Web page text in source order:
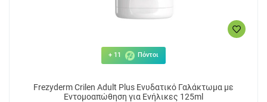
+ 11 Πόντοι
Frezyderm Crilen Adult Plus Ενυδατικό Γαλάκτωμα με
Εντομοαπώθηση για Ενήλικες 125ml